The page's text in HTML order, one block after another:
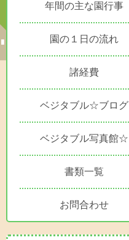
年間の主な園行事
園の１日の流れ
諸経費
ベジタブル☆ブログ
ベジタブル写真館☆
書類一覧
お問合わせ